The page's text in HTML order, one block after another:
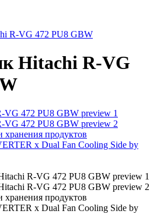
R-VG 472 PU8 GBW
Hitachi R-VG